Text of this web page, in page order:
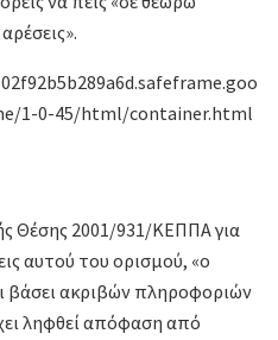
1-0-45/html/container.html
Θέσης 2001/931/ΚΕΠΠΑ για
αυτού του ορισμού, «ο
βάσει ακριβών πληροφοριών
ληφθεί απόφαση από